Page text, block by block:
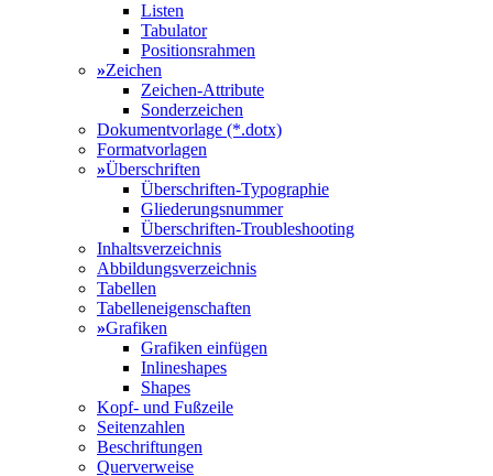
Listen
Tabulator
Positionsrahmen
»Zeichen
Zeichen-Attribute
Sonderzeichen
Dokumentvorlage (*.dotx)
Formatvorlagen
»Überschriften
Überschriften-Typographie
Gliederungsnummer
Überschriften-Troubleshooting
Inhaltsverzeichnis
Abbildungsverzeichnis
Tabellen
Tabelleneigenschaften
»Grafiken
Grafiken einfügen
Inlineshapes
Shapes
Kopf- und Fußzeile
Seitenzahlen
Beschriftungen
Querverweise